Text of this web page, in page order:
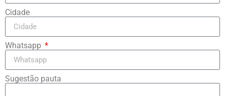
Cidade
Whatsapp
Sugestão pauta